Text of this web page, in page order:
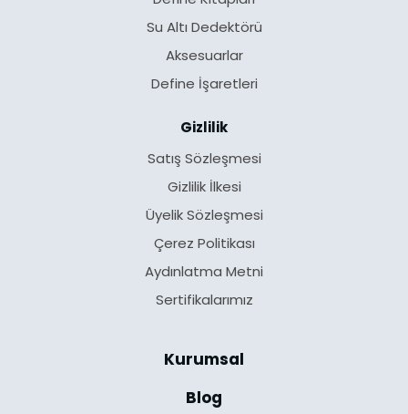
Su Altı Dedektörü
Aksesuarlar
Define İşaretleri
Gizlilik
Satış Sözleşmesi
Gizlilik İlkesi
Üyelik Sözleşmesi
Çerez Politikası
Aydınlatma Metni
Sertifikalarımız
Kurumsal
Blog